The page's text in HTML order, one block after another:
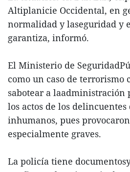
Altiplanicie Occidental, en
normalidad y laseguridad y
garantiza, informó.
El Ministerio de
como un caso de terrorismo
sabotear a laadministración
los actos de los delincuentes
inhumanos, pues
especialmente graves.
La policía tiene